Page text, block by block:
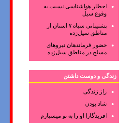
اخطار هواشناسی نسبت به
وقوع سیل
پشتیبانی سپاه ۷ استان از
مناطق سیل‌زده
حضور فرماندهان نیروهای
مسلح در مناطق سیل‌زده
زندگی و دوست داشتن
راز زندگی
شاد بودن
افریدگارا او را به تو میسپارم